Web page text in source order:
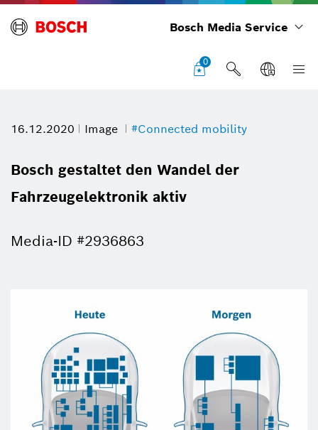
Bosch Media Service
0
16.12.2020 Image #Connected mobility
Bosch gestaltet den Wandel der
Fahrzeugelektronik aktiv
Media-ID #2936863